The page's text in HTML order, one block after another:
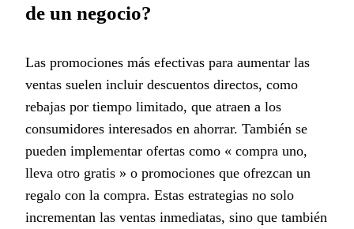
de un negocio?
Las promociones más efectivas para aumentar las
ventas suelen incluir descuentos directos, como
rebajas por tiempo limitado, que atraen a los
consumidores interesados en ahorrar. También se
pueden implementar ofertas como « compra uno,
lleva otro gratis » o promociones que ofrezcan un
regalo con la compra. Estas estrategias no solo
incrementan las ventas inmediatas, sino que también